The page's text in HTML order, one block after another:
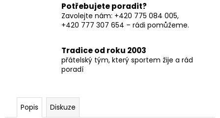
Potřebujete poradit?
Zavolejte nám: +420 775 084 005,
+420 777 307 654 – rádi pomůžeme.
Tradice od roku 2003
přátelský tým, který sportem žije a rád
poradí
Popis Diskuze